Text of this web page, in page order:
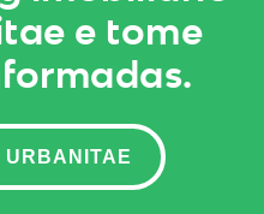
e tome
URBANITAE